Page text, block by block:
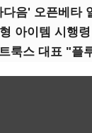
음' 오픈베타